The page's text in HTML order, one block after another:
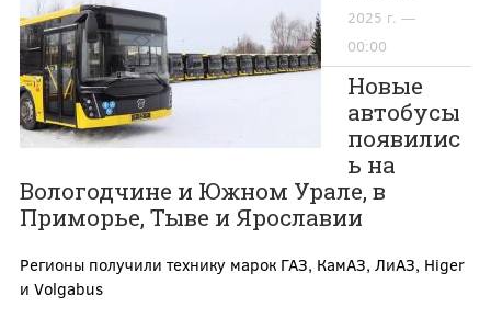
2025 г. —
00:00
Новые
автобусы
появилис
ь на
Вологодчине и Южном Урале, в
Приморье, Тыве и Ярославии
Регионы получили технику марок ГАЗ, КамАЗ, ЛиАЗ, Higer
и Volgabus